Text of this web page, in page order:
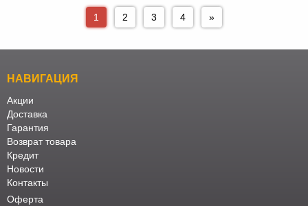
1 2 3 4 »
НАВИГАЦИЯ
Акции
Доставка
Гарантия
Возврат товара
Кредит
Новости
Контакты
Оферта